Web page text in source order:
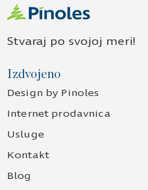
Stvaraj po svojoj meri!
Izdvojeno
Design by Pinoles
Internet prodavnica
Usluge
Kontakt
Blog